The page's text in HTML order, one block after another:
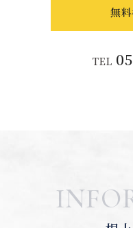
無
TEL